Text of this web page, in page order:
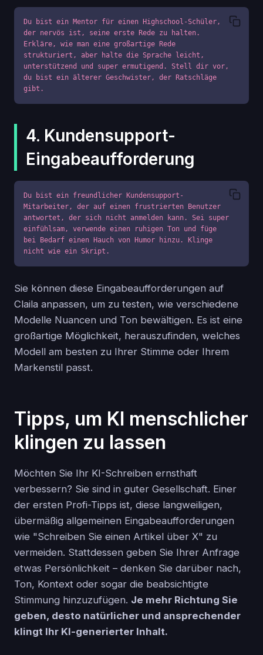
Du bist ein Mentor für einen Highschool-Schüler,
der nervös ist, seine erste Rede zu halten.
Erkläre, wie man eine großartige Rede
strukturiert, aber halte die Sprache leicht,
unterstützend und super ermutigend. Stell dir vor,
du bist ein älterer Geschwister, der Ratschläge
gibt.
4. Kundensupport-
Eingabeaufforderung
Du bist ein freundlicher Kundensupport-
Mitarbeiter, der auf einen frustrierten Benutzer
antwortet, der sich nicht anmelden kann. Sei super
einfühlsam, verwende einen ruhigen Ton und füge
bei Bedarf einen Hauch von Humor hinzu. Klinge
nicht wie ein Skript.
Sie können diese Eingabeaufforderungen auf
Claila anpassen, um zu testen, wie verschiedene
Modelle Nuancen und Ton bewältigen. Es ist eine
großartige Möglichkeit, herauszufinden, welches
Modell am besten zu Ihrer Stimme oder Ihrem
Markenstil passt.
Tipps, um KI menschlicher
klingen zu lassen
Möchten Sie Ihr KI-Schreiben ernsthaft
verbessern? Sie sind in guter Gesellschaft. Einer
der ersten Profi-Tipps ist, diese langweiligen,
übermäßig allgemeinen Eingabeaufforderungen
wie "Schreiben Sie einen Artikel über X" zu
vermeiden. Stattdessen geben Sie Ihrer Anfrage
etwas Persönlichkeit – denken Sie darüber nach,
Ton, Kontext oder sogar die beabsichtigte
Stimmung hinzuzufügen. Je mehr Richtung Sie
geben, desto natürlicher und ansprechender
klingt Ihr KI-generierter Inhalt.